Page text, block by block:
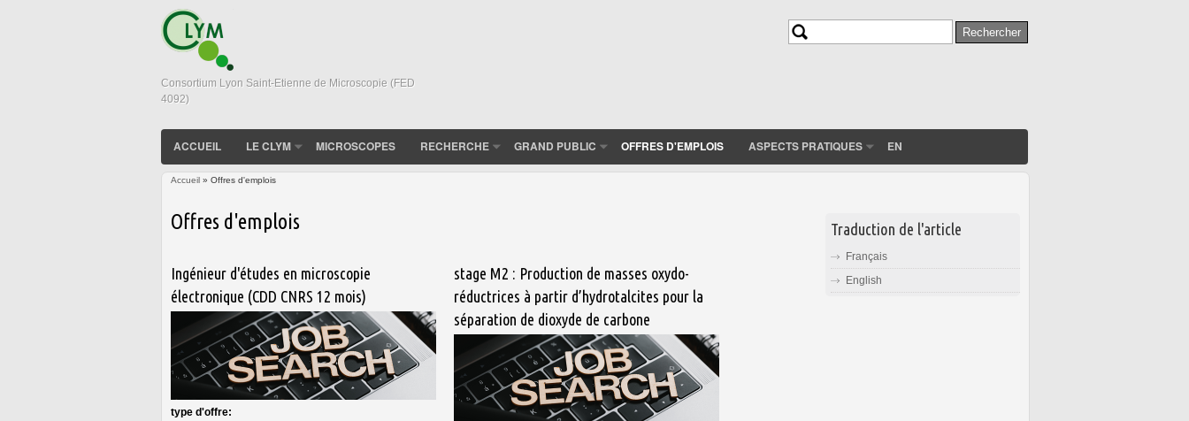
Consortium Lyon Saint-Etienne de Microscopie (FED
4092)
Rechercher
ACCUEIL LE CLYM MICROSCOPES RECHERCHE GRAND PUBLIC OFFRES D'EMPLOIS ASPECTS PRATIQUES EN
Accueil » Offres d'emplois
Offres d'emplois
Ingénieur d'études en microscopie
électronique (CDD CNRS 12 mois)
type d'offre:
stage M2 : Production de masses oxydo-
réductrices à partir d’hydrotalcites pour la
séparation de dioxyde de carbone
Traduction de l'article
Français
English